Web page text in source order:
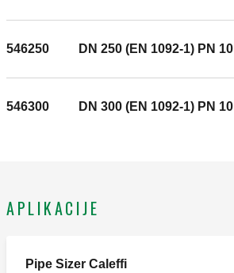
546250 DN 250 (EN 1092-1) PN 10
546300 DN 300 (EN 1092-1) PN 10
APLIKACIJE
Pipe Sizer Caleffi